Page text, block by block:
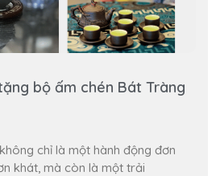
bộ ấm chén Bát Tràng
chỉ là một hành động đơn
khát, mà còn là một trải